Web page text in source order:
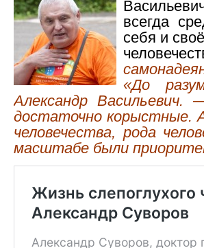
всегда
себя и
«До
Александр
достаточно корыстные.
человечества, рода
масштабе были